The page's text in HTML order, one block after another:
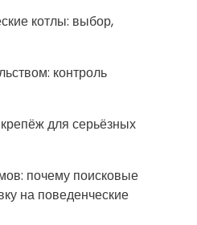
котлы: выбор,
контроль
для серьёзных
почему поисковые
на поведенческие